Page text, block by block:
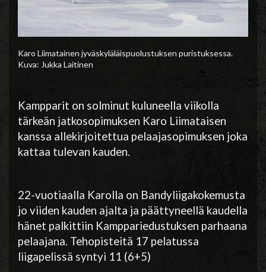
Karo Liimatainen jyväskyläläispuolustuksen puristuksessa.
Kuva: Jukka Laitinen
Kampparit on solminut kuluneella viikolla
tärkeän jatkosopimuksen Karo Liimataisen
kanssa allekirjoitettua pelaajasopimuksen joka
kattaa tulevan kauden.
22-vuotiaalla Karolla on Bandyliigakokemusta
jo viiden kauden ajalta ja päättyneellä kaudella
hänet palkittiin Kamppariedustuksen parhaana
pelaajana. Tehopisteitä 17 pelatussa
liigapelissä syntyi 11 (6+5)